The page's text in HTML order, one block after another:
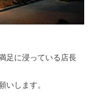
足に浸っている店長
いします。